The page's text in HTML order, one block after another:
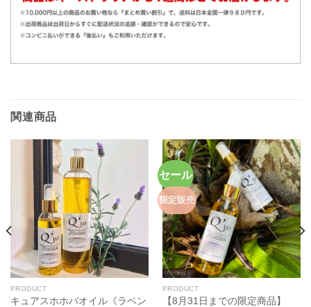
関連商品
PRODUCT
キュアスホホバオイル《ラベン
セール
限定販売
PRODUCT
【8月31日までの限定商品】